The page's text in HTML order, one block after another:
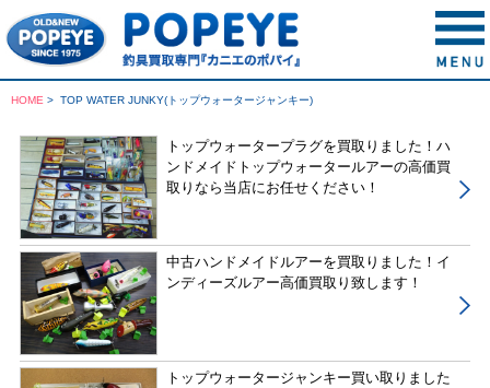
HOME > TOP WATER JUNKY(トップウォータージャンキー)
トップウォータープラグを買取りました！ハ
ンドメイドトップウォータールアーの高価買
取りなら当店にお任せください！
中古ハンドメイドルアーを買取りました！イ
ンディーズルアー高価買取り致します！
トップウォータージャンキー買い取りました